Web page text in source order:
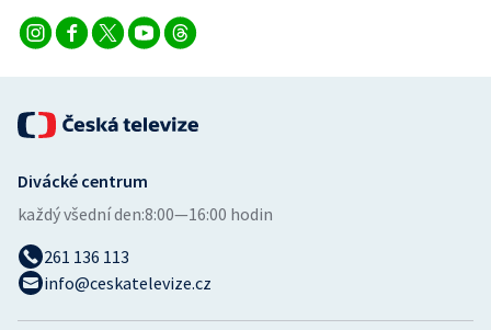
Vodní slalom
Volejbal
Ostatní
Divácké centrum
každý všední den:8:00—16:00 hodin
261 136 113
info@ceskatelevize.cz